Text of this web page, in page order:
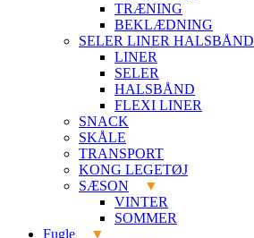
TRÆNING
BEKLÆDNING
SELER LINER HALSBÅND
LINER
SELER
HALSBÅND
FLEXI LINER
SNACK
SKÅLE
TRANSPORT
KONG LEGETØJ
SÆSON
VINTER
SOMMER
Fugle